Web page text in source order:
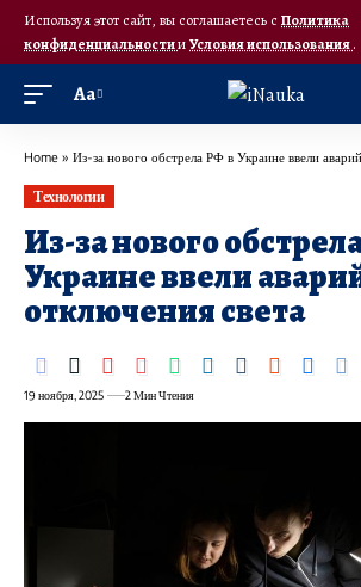
Используя этот сайт, вы соглашаетесь с Политика
конфиденциальностииУсловия использования.
Аа
Home » Из-за нового обстрела РФ в Украине ввели
Технологии
Из-за нового
Украине ввели
отключения света
19 ноября, 2025 2 Мин Чтения